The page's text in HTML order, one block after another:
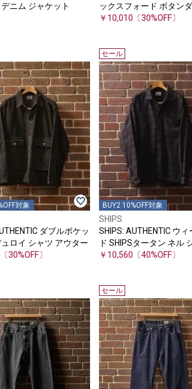
ニム ジャケット
ックスフォード ボタンダ
ャツ
￥10,010 〔30%OFF〕
対象
ダブルポケッ
ュロイ シャツ アウター
〔30%OFF〕
セール
BUY2 10%OFF対象
SHIPS
SHIPS: AUTHENTIC ウ
ド SHIPSタータン ネル
￥10,560 〔40%OFF〕
セール